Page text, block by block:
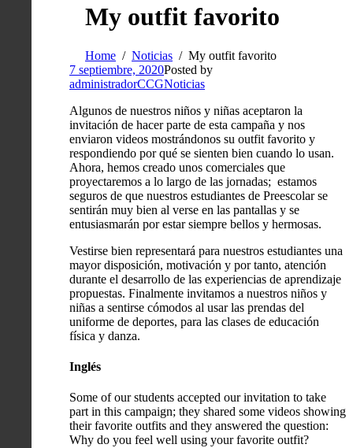
My outfit favorito
Home Noticias
My outfit favorito
7 septiembre, 2020Posted by
administradorCCGNoticias
Algunos de nuestros niños y niñas aceptaron la
invitación de hacer parte de esta campaña y nos
enviaron videos mostrándonos su outfit favorito y
respondiendo por qué se sienten bien cuando lo usan.
Ahora, hemos creado unos comerciales que
proyectaremos a lo largo de las jornadas; estamos
seguros de que nuestros estudiantes de Preescolar se
sentirán muy bien al verse en las pantallas y se
entusiasmarán por estar siempre bellos y hermosas.
Vestirse bien representará para nuestros estudiantes una
mayor disposición, motivación y por tanto, atención
durante el desarrollo de las experiencias de aprendizaje
propuestas. Finalmente invitamos a nuestros niños y
niñas a sentirse cómodos al usar las prendas del
uniforme de deportes, para las clases de educación
física y danza.
Inglés
Some of our students accepted our invitation to take
part in this campaign; they shared some videos showing
their favorite outfits and they answered the question:
Why do you feel well using your favorite outfit?